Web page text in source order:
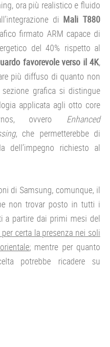
ora più realistico e fluido
di Mali T880
firmato ARM capace di
del 40% rispetto al
favorevole verso il 4K,
più diffuso di quanto non
grafica si distingue
applicata agli otto core
ovvero Enhanced
, che permetterebbe di
dell’impegno richiesto al
di Samsung, comunque, il
non trovar posto in tutti i
a partire dai primi mesi del
certa la presenza nei soli
; mentre per quanto
potrebbe ricadere su